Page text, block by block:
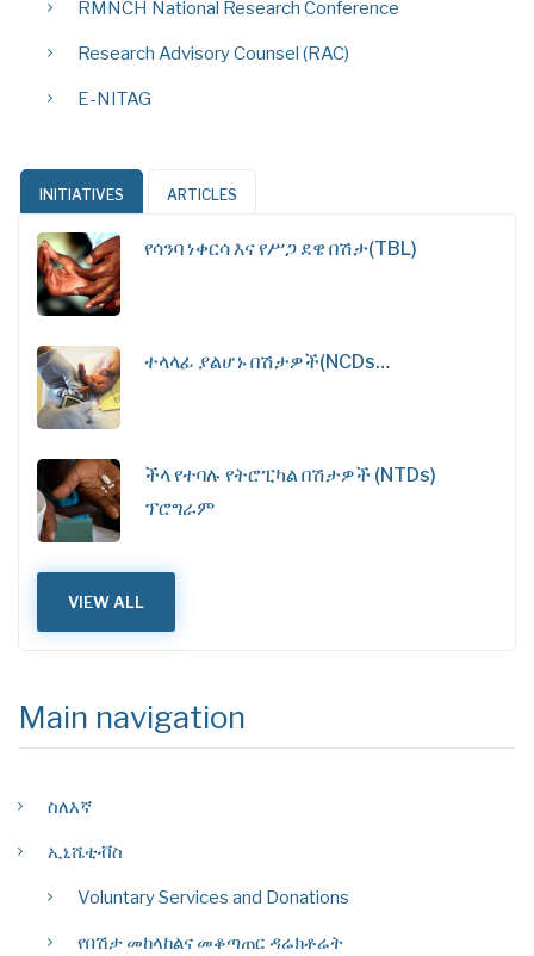
RMNCH National Research Conference
Research Advisory Counsel (RAC)
E-NITAG
INITIATIVES ARTICLES
የሳንባ ነቀርሳ እና የሥጋ ደዌ በሽታ(TBL)
ተላላፊ ያልሆኑ በሽታዎች(NCDs…
ችላ የተባሉ የትሮፒካል በሽታዎች (NTDs)
ፕሮግራም
VIEW ALL
Main navigation
ስለእኛ
ኢኒሼቲቭስ
Voluntary Services and Donations
የበሽታ መከላከልና መቆጣጠር ዳሬክቶሬት